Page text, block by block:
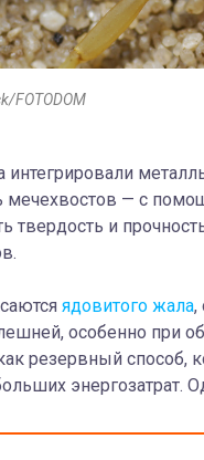
FOTODOM
— с
твердость и
ядовитого жала,
особенно при
резервный способ,
энергозатрат.